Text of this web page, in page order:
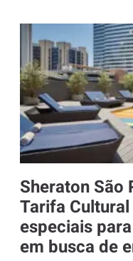
Sheraton São
Tarifa
especiais
em busca de